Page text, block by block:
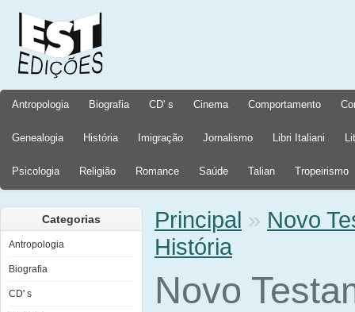
Antropologia Biografia CD' s Cinema Comportamento
Genealogia História Imigração Jornalismo Libri Italiani
Psicologia Religião Romance Saúde Talian Tropeirismo
Categorias
Antropologia
Biografia
CD' s
Principal » Novo
História
Novo